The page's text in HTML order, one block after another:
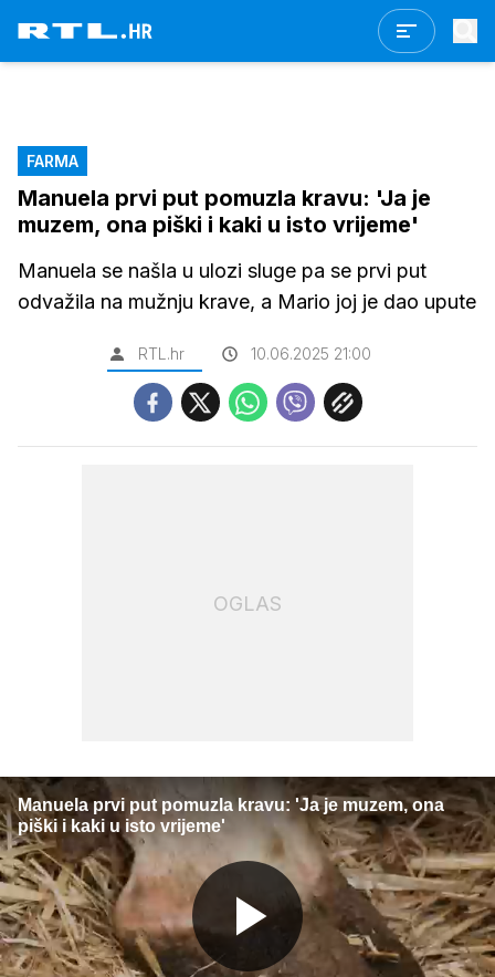
FARMA
Manuela prvi put pomuzla kravu: 'Ja je
muzem, ona piški i kaki u isto vrijeme'
Manuela se našla u ulozi sluge pa se prvi put
odvažila na mužnju krave, a Mario joj je dao upute
RTL.hr 10.06.2025 21:00
OGLAS
Manuela prvi put pomuzla kravu: 'Ja je muzem, ona
piški i kaki u isto vrijeme'